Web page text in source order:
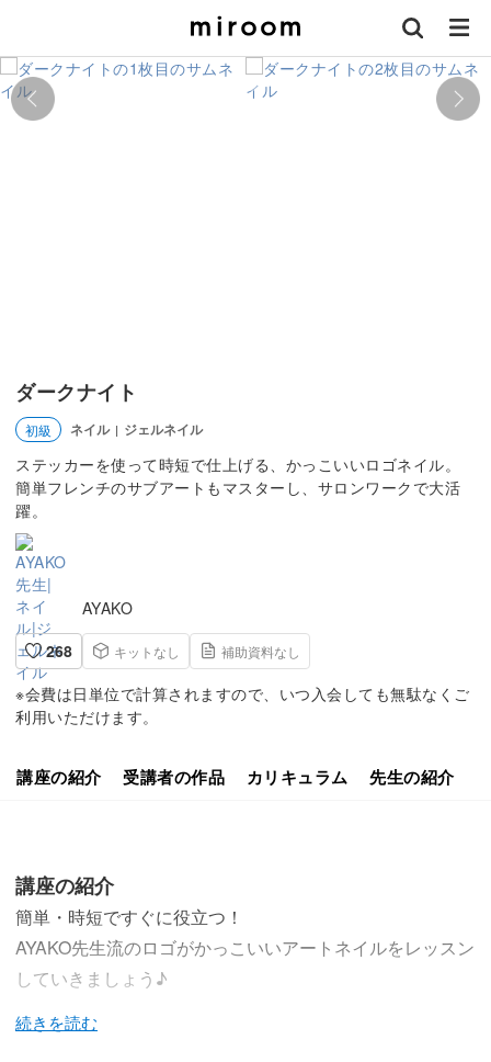
ダークナイト
初級 ネイル | ジェルネイル
ステッカーを使って時短で仕上げる、かっこいいロゴネイル。
簡単フレンチのサブアートもマスターし、サロンワークで大活
躍。
AYAKO
268
キットなし 補助資料なし
※会費は日単位で計算されますので、いつ入会しても無駄なくご
利用いただけます。
講座の紹介 受講者の作品 カリキュラム 先生の紹介
講座の紹介
簡単・時短ですぐに役立つ！
AYAKO先生流のロゴがかっこいいアートネイルをレッスン
していきましょう♪